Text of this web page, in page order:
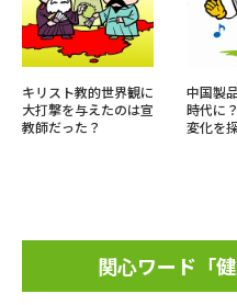
キリスト教的世界観に
大打撃を与えたのは宣
教師だった？
中国製
時代に
変化を
関心ワード「